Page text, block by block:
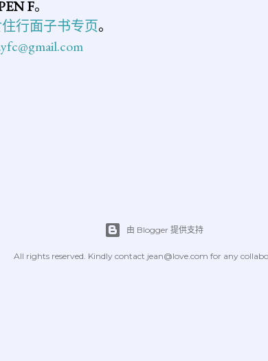
F。
行面子书专页。
由 Blogger 提供支持
All rights reserved. Kindly contact jean@love.com for any